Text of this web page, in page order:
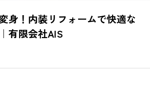
身！内装リフォームで快適な
有限会社AIS